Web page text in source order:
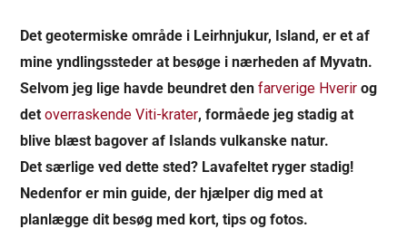
Det geotermiske område i Leirhnjukur, Island, er et af
mine yndlingssteder at besøge i nærheden af Myvatn.
Selvom jeg lige havde beundret denfarverige Hverir og
detoverraskende Viti-krater, formåede jeg stadig at
blive blæst bagover af Islands vulkanske natur.
Det særlige ved dette sted? Lavafeltet ryger stadig!
Nedenfor er min guide, der hjælper dig med at
planlægge dit besøg med kort, tips og fotos.